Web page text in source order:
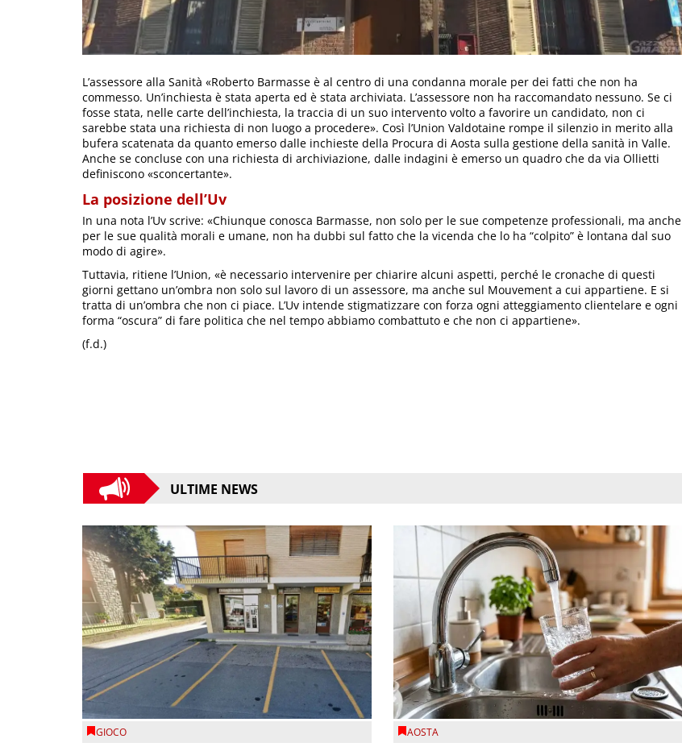
L’assessore alla Sanità «Roberto Barmasse è al centro di una condanna morale per dei fatti che non ha
commesso. Un’inchiesta è stata aperta ed è stata archiviata. L’assessore non ha raccomandato nessuno. Se ci
fosse stata, nelle carte dell’inchiesta, la traccia di un suo intervento volto a favorire un candidato, non ci
sarebbe stata una richiesta di non luogo a procedere». Così l’Union Valdotaine rompe il silenzio in merito alla
bufera scatenata da quanto emerso dalle inchieste della Procura di Aosta sulla gestione della sanità in Valle.
Anche se concluse con una richiesta di archiviazione, dalle indagini è emerso un quadro che da via Ollietti
definiscono «sconcertante».
La posizione dell’Uv
In una nota l’Uv scrive: «Chiunque conosca Barmasse, non solo per le sue competenze professionali, ma anche
per le sue qualità morali e umane, non ha dubbi sul fatto che la vicenda che lo ha “colpito” è lontana dal suo
modo di agire».
Tuttavia, ritiene l’Union, «è necessario intervenire per chiarire alcuni aspetti, perché le cronache di questi
giorni gettano un’ombra non solo sul lavoro di un assessore, ma anche sul Mouvement a cui appartiene. E si
tratta di un’ombra che non ci piace. L’Uv intende stigmatizzare con forza ogni atteggiamento clientelare e ogni
forma “oscura” di fare politica che nel tempo abbiamo combattuto e che non ci appartiene».
(f.d.)
ULTIME NEWS
GIOCO AOSTA